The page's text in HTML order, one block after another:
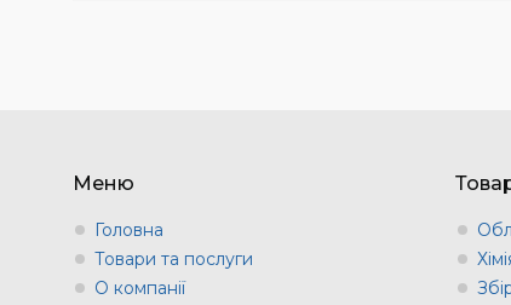
Меню
Головна
Товари та послуги
О компанії